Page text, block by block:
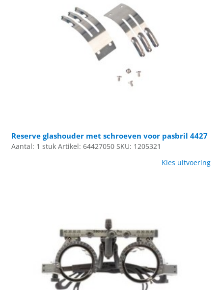
Reserve glashouder met schroeven voor pasbril 4427
Aantal: 1 stuk Artikel: 64427050 SKU: 1205321
Kies uitvoering